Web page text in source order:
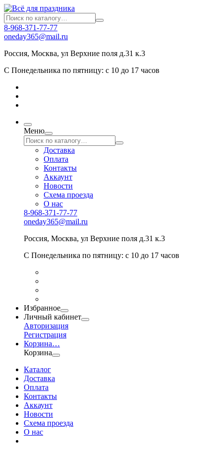
8-968-371-77-77
oneday365@mail.ru
Россия, Москва, ул Верхние поля д.31 к.3
С Понедельника по пятницу: с 10 до 17 часов
Меню
Доставка
Оплата
Контакты
Аккаунт
Новости
Схема проезда
О нас
8-968-371-77-77
oneday365@mail.ru
Россия, Москва, ул Верхние поля д.31 к.3
С Понедельника по пятницу: с 10 до 17 часов
Избранное
Личный кабинет
Авторизация
Регистрация
Корзина…
Корзина
Каталог
Доставка
Оплата
Контакты
Аккаунт
Новости
Схема проезда
О нас